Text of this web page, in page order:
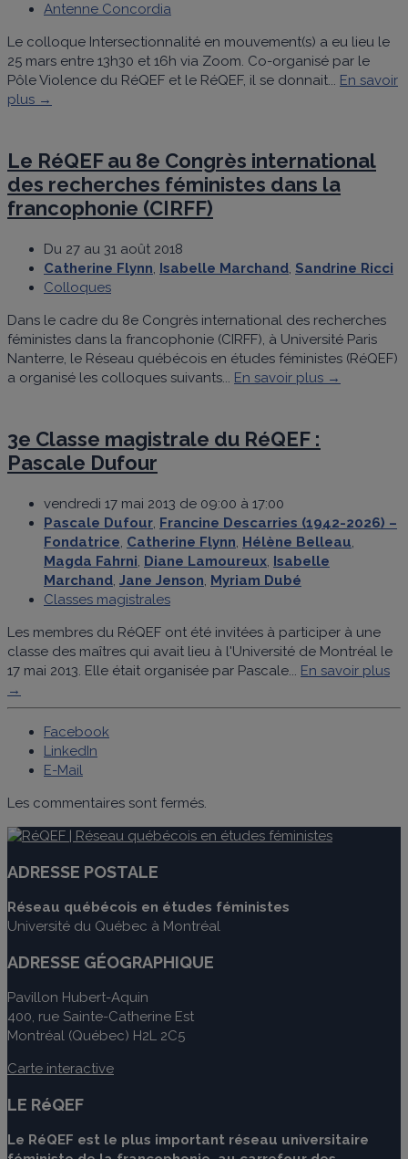
Antenne Concordia
Le colloque Intersectionnalité en mouvement(s) a eu lieu le
25 mars entre 13h30 et 16h via Zoom. Co-organisé par le
Pôle Violence du RéQEF et le RéQEF, il se donnait... En savoir
plus →
Le RéQEF au 8e Congrès international
des recherches féministes dans la
francophonie (CIRFF)
Du 27 au 31 août 2018
Catherine Flynn, Isabelle Marchand, Sandrine Ricci
Colloques
Dans le cadre du 8e Congrès international des recherches
féministes dans la francophonie (CIRFF), à Université Paris
Nanterre, le Réseau québécois en études féministes (RéQEF)
a organisé les colloques suivants... En savoir plus →
3e Classe magistrale du RéQEF :
Pascale Dufour
vendredi 17 mai 2013 de 09:00 à 17:00
Pascale Dufour, Francine Descarries (1942-2026) –
Fondatrice, Catherine Flynn, Hélène Belleau,
Magda Fahrni, Diane Lamoureux, Isabelle
Marchand, Jane Jenson, Myriam Dubé
Classes magistrales
Les membres du RéQEF ont été invitées à participer à une
classe des maîtres qui avait lieu à l'Université de Montréal le
17 mai 2013. Elle était organisée par Pascale... En savoir plus
→
Facebook
LinkedIn
E-Mail
Les commentaires sont fermés.
ADRESSE POSTALE
Réseau québécois en études féministes
Université du Québec à Montréal
ADRESSE GÉOGRAPHIQUE
Pavillon Hubert-Aquin
400, rue Sainte-Catherine Est
Montréal (Québec) H2L 2C5
Carte interactive
LE RéQEF
Le RéQEF est le plus important réseau universitaire